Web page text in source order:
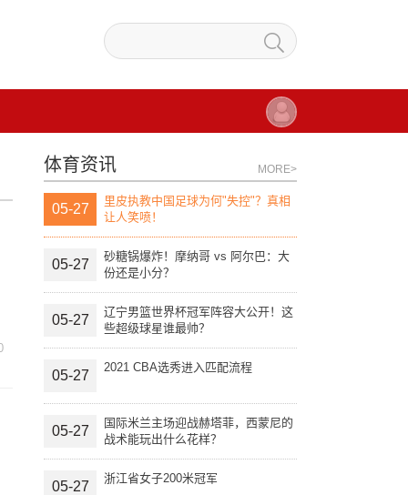
体育资讯 MORE>
05-27
里皮执教中国足球为何"失控"？真相
让人笑喷！
05-27
砂糖锅爆炸！摩纳哥 vs 阿尔巴：大
份还是小分？
05-27
辽宁男篮世界杯冠军阵容大公开！这
些超级球星谁最帅？
05-27
2021 CBA选秀进入匹配流程
05-27
国际米兰主场迎战赫塔菲，西蒙尼的
战术能玩出什么花样？
05-27
浙江省女子200米冠军